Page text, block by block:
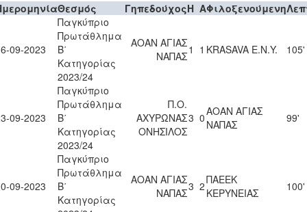
Θεσμός ΓηπεδούχοςH AΦιλοξενούμενη
09-2023
Παγκύπριο
Πρωτάθλημα
Β΄
Κατηγορίας
2023/24
ΑΟΑΝ ΑΓΙΑΣ
ΝΑΠΑΣ1 1 KRASAVA Ε.Ν.Y. 105'
09-2023
Παγκύπριο
Πρωτάθλημα
Β΄
Κατηγορίας
2023/24
Π.Ο.
ΑΧΥΡΩΝΑΣ
ΟΝΗΣΙΛΟΣ
3 0ΑΟΑΝ ΑΓΙΑΣ
ΝΑΠΑΣ
99'
09-2023
Παγκύπριο
Πρωτάθλημα
Β΄
Κατηγορίας
ΑΟΑΝ ΑΓΙΑΣ
ΝΑΠΑΣ3 2ΠΑΕΕΚ
ΚΕΡΥΝΕΙΑΣ
100'